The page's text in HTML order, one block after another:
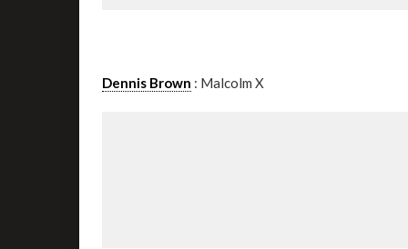
Dennis Brown : Malcolm X